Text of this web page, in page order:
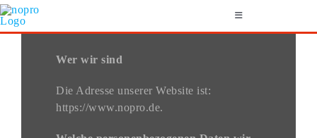
Zum
Inhalt
Toggle
Navigation
FITTING-NEWS
„MY“ GOLF-LOGO
Wer wir sind
Die Adresse unserer Website ist:
https://www.nopro.de.